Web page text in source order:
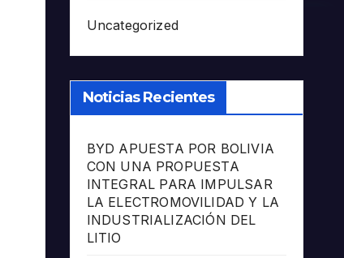
Uncategorized
Noticias Recientes
BYD APUESTA POR BOLIVIA
CON UNA PROPUESTA
INTEGRAL PARA IMPULSAR
LA ELECTROMOVILIDAD Y LA
INDUSTRIALIZACIÓN DEL
LITIO